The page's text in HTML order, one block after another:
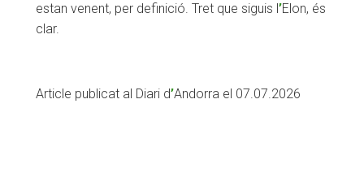
estan venent, per definició. Tret que siguis l’Elon, és
clar.
Article publicat al Diari d’Andorra el 07.07.2026